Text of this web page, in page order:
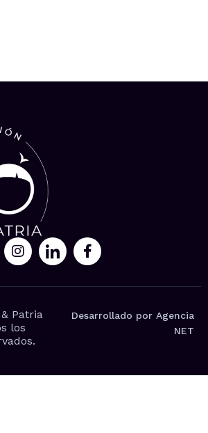
Patria
los
Desarrollado por Agencia
NET